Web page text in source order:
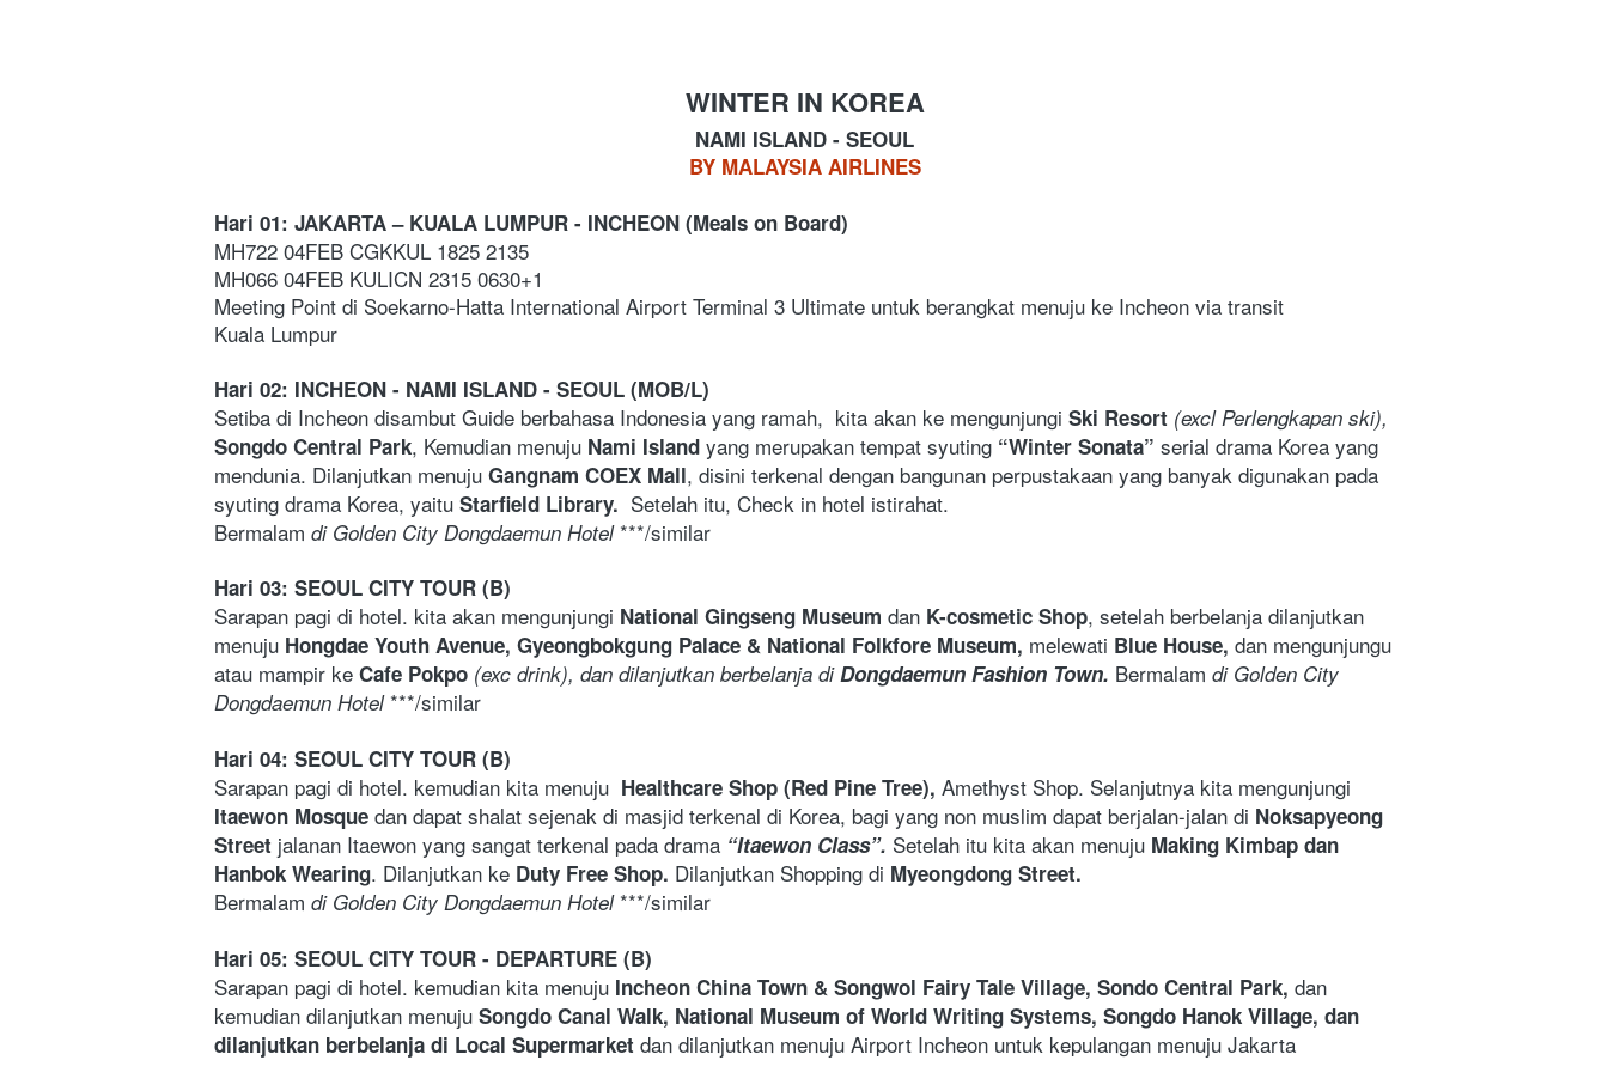
WINTER IN KOREA
NAMI ISLAND - SEOUL
BY MALAYSIA AIRLINES
Hari 01: JAKARTA – KUALA LUMPUR - INCHEON (Meals on Board)
MH722 04FEB CGKKUL 1825 2135
MH066 04FEB KULICN 2315 0630+1
Meeting Point di Soekarno-Hatta International Airport Terminal 3 Ultimate untuk berangkat menuju ke Incheon via transit
Kuala Lumpur
Hari 02: INCHEON - NAMI ISLAND - SEOUL (MOB/L)
Setiba di Incheon disambut Guide berbahasa Indonesia yang ramah,  kita akan ke mengunjungi Ski Resort (excl Perlengkapan ski),
Songdo Central Park, Kemudian menuju Nami Island yang merupakan tempat syuting “Winter Sonata” serial drama Korea yang
mendunia. Dilanjutkan menuju Gangnam COEX Mall, disini terkenal dengan bangunan perpustakaan yang banyak digunakan pada
syuting drama Korea, yaitu Starfield Library.
  Setelah itu, Check in hotel istirahat.
Bermalam di Golden City Dongdaemun Hotel ***/similar
Hari 03: SEOUL CITY TOUR (B)
Sarapan pagi di hotel. kita akan mengunjungi National Gingseng Museum dan K-cosmetic Shop, setelah berbelanja dilanjutkan
menuju Hongdae Youth Avenue, Gyeongbokgung Palace & National Folkfore Museum, melewati Blue House, dan mengunjungu
atau mampir ke Cafe Pokpo (exc drink), dan dilanjutkan berbelanja di Dongdaemun Fashion Town. Bermalam di Golden City
Dongdaemun Hotel ***/similar
Hari 04: SEOUL CITY TOUR (B)
Sarapan pagi di hotel. kemudian kita menuju Healthcare Shop (Red Pine Tree),
Itaewon Mosque dan dapat shalat sejenak di masjid terkenal di Korea, bagi yang non muslim dapat berjalan-jalan di Noksapyeong
Street jalanan Itaewon yang sangat terkenal pada drama “Itaewon Class”. Setelah itu kita akan menuju Making Kimbap dan
Hanbok Wearing. Dilanjutkan ke Duty Free Shop. Dilanjutkan Shopping di Myeongdong Street.
Bermalam di Golden City Dongdaemun Hotel ***/similar
Hari 05: SEOUL CITY TOUR - DEPARTURE (B)
Sarapan pagi di hotel. kemudian kita menuju Incheon China Town & Songwol Fairy Tale Village, Sondo Central Park, dan
kemudian dilanjutkan menuju Songdo Canal Walk, National Museum of World Writing Systems, Songdo Hanok Village, dan
dilanjutkan berbelanja di Local Supermarket dan dilanjutkan menuju Airport Incheon untuk kepulangan menuju Jakarta